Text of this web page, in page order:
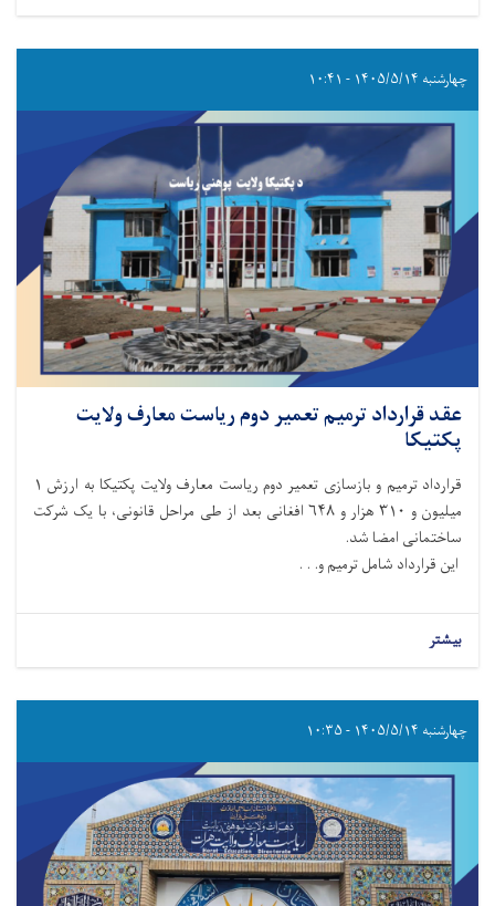
چهارشنبه ۱۴۰۵/۵/۱۴ - ۱۰:۴۱
عقد قرارداد ترمیم تعمیر دوم ریاست معارف ولایت
پکتیکا
قرارداد ترمیم و بازسازی تعمیر دوم ریاست معارف ولایت پکتیکا به ارزش ۱
میلیون و ۳۱۰ هزار و ۶۴۸ افغانی بعد از طی مراحل قانونی، با یک شرکت
ساختمانی امضا شد.
این قرارداد شامل ترمیم و. . .
بیشتر
چهارشنبه ۱۴۰۵/۵/۱۴ - ۱۰:۳۵